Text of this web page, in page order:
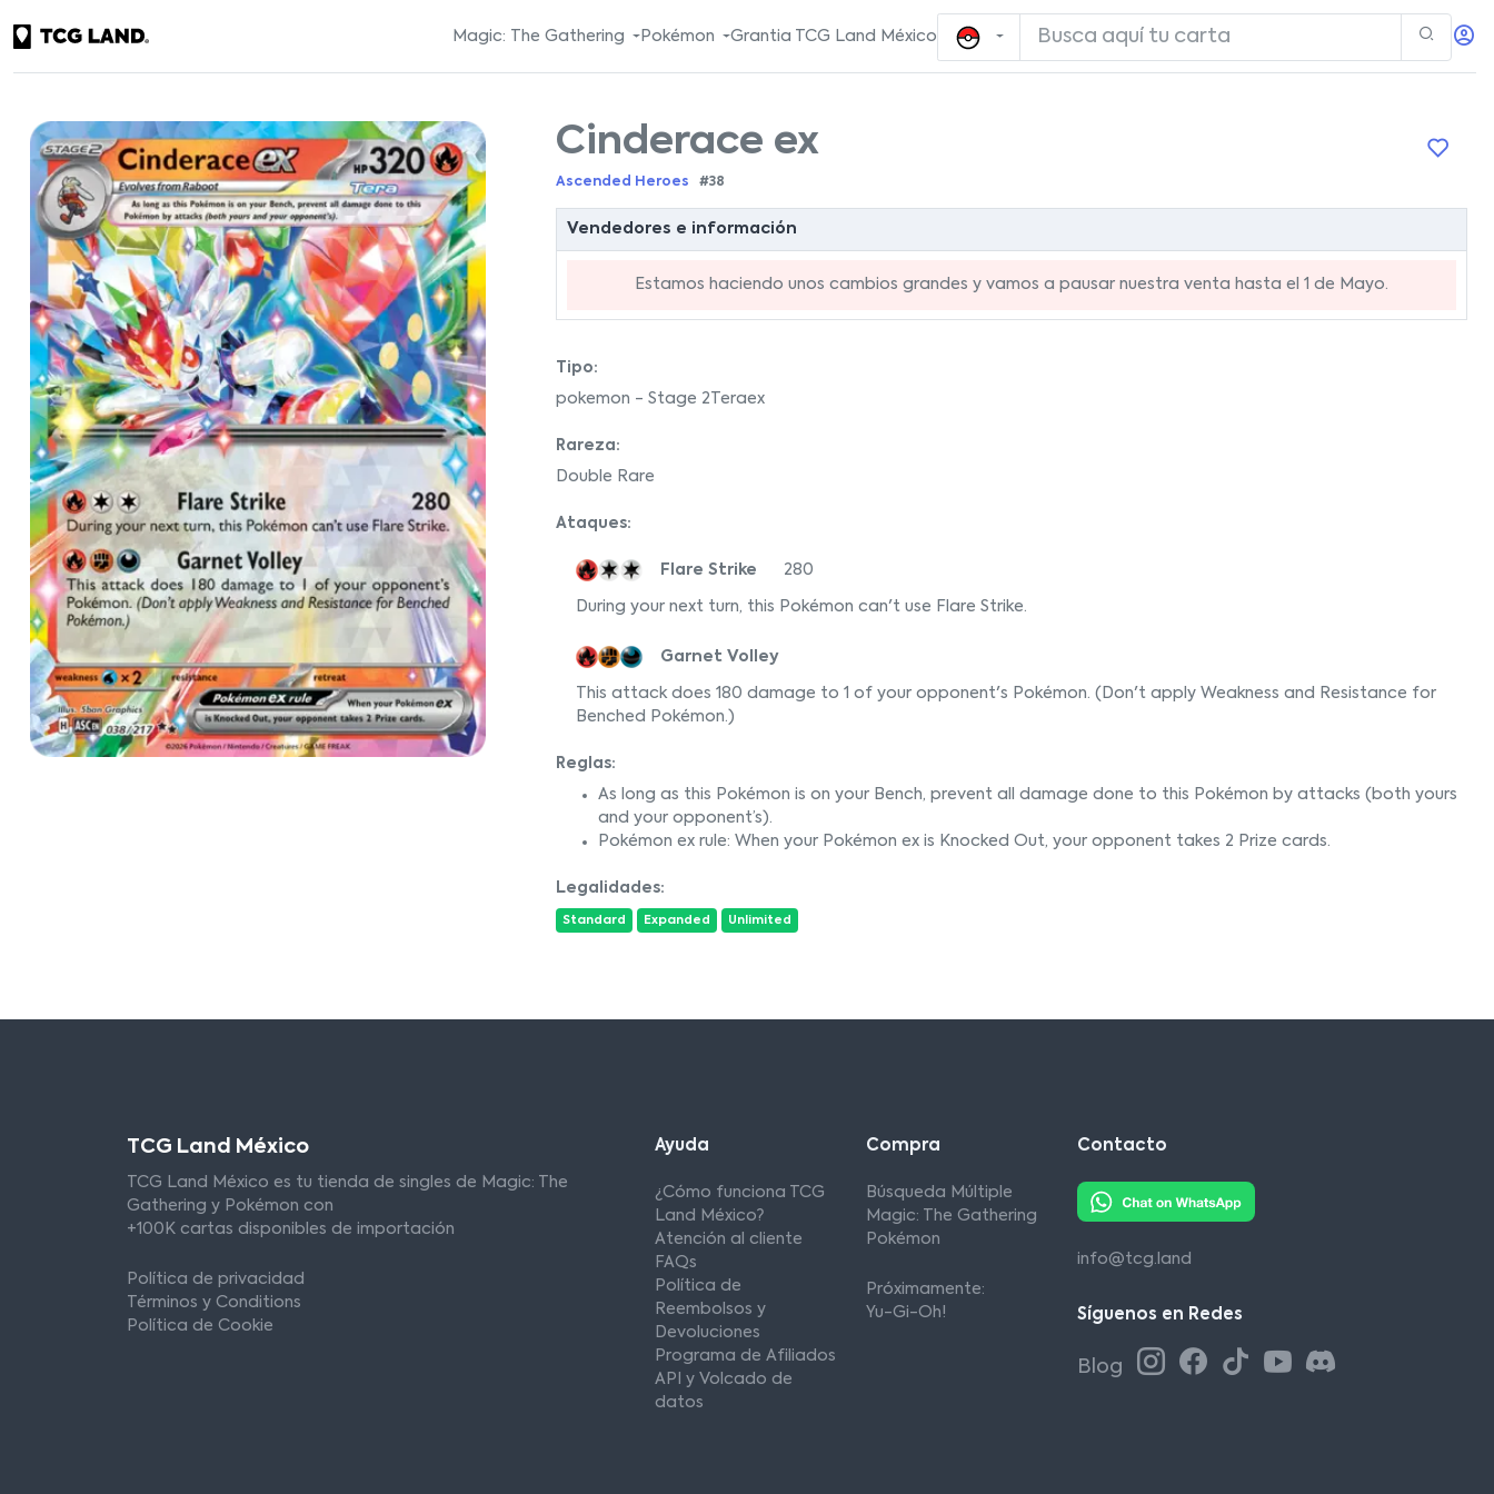
Magic: The Gathering Pokémon Grantia TCG Land México
Cinderace ex
Ascended Heroes #38
Vendedores e información
Estamos haciendo unos cambios grandes y vamos a pausar nuestra venta hasta el 1 de Mayo.
Tipo:
pokemon - Stage 2Teraex
Rareza:
Double Rare
Ataques:
Flare Strike 280
During your next turn, this Pokémon can't use Flare Strike.
Garnet Volley
This attack does 180 damage to 1 of your opponent's Pokémon. (Don't apply Weakness and Resistance for
Benched Pokémon.)
Reglas:
As long as this Pokémon is on your Bench, prevent all damage done to this Pokémon by attacks (both yours
and your opponent’s).
Pokémon ex rule: When your Pokémon ex is Knocked Out, your opponent takes 2 Prize cards.
Legalidades:
Standard Expanded Unlimited
TCG Land México
TCG Land México es tu tienda de singles de Magic: The
Gathering y Pokémon con
+100K cartas disponibles de importación
Política de privacidad
Términos y Conditions
Política de Cookie
Ayuda
¿Cómo funciona TCG
Land México?
Atención al cliente
FAQs
Política de
Reembolsos y
Devoluciones
Programa de Afiliados
API y Volcado de
datos
Compra
Búsqueda Múltiple
Magic: The Gathering
Pokémon
Próximamente:
Yu-Gi-Oh!
Contacto
info@tcg.land
Síguenos en Redes
Blog